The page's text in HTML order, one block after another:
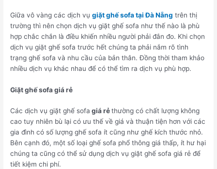
Giữa vô vàng các dịch vụgiặt ghế sofa tại Đà Nẵng trên thị
trường thì nên chọn dịch vụ giặt ghế sofa như thế nào là phù
hợp chắc chắn là điều khiến nhiều người phải đắn đo. Khi chọn
dịch vụ giặt ghế sofa trước hết chúng ta phải nắm rõ tình
trạng ghế sofa và nhu cầu của bản thân. Đồng thời tham khảo
nhiều dịch vụ khác nhau để có thể tìm ra dịch vụ phù hợp.
Giặt ghế sofa giá rẻ
Các dịch vụ giặt ghế sofa giá rẻthường có chất lượng không
cao tuy nhiên bù lại có ưu thế về giá và thuận tiện hơn với các
gia đình có số lượng ghế sofa ít cũng như ghế kích thước nhỏ.
Bên cạnh đó, một số loại ghế sofa phổ thông giá thấp, ít hư hại
chúng ta cũng có thể sử dụng dịch vụ giặt ghế sofa giá rẻ để
tiết kiệm chi phí.